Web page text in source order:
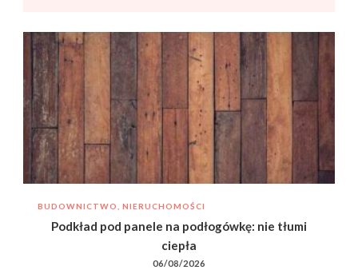
BUDOWNICTWO, NIERUCHOMOŚCI
Podkład pod panele na podłogówkę: nie tłumi
ciepła
06/08/2026